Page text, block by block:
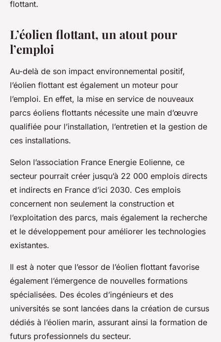
flottant.
L’éolien flottant, un atout pour
l’emploi
Au-delà de son impact environnemental positif,
l’éolien flottant est également un moteur pour
l’emploi. En effet, la mise en service de nouveaux
parcs éoliens flottants nécessite une main d’œuvre
qualifiée pour l’installation, l’entretien et la gestion de
ces installations.
Selon l’association France Energie Eolienne, ce
secteur pourrait créer jusqu’à 22 000 emplois directs
et indirects en France d’ici 2030. Ces emplois
concernent non seulement la construction et
l’exploitation des parcs, mais également la recherche
et le développement pour améliorer les technologies
existantes.
Il est à noter que l’essor de l’éolien flottant favorise
également l’émergence de nouvelles formations
spécialisées. Des écoles d’ingénieurs et des
universités se sont lancées dans la création de cursus
dédiés à l’éolien marin, assurant ainsi la formation de
futurs professionnels du secteur.